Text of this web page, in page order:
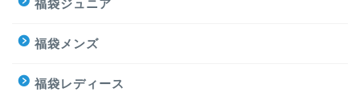
福袋ジュニア
福袋メンズ
福袋レディース